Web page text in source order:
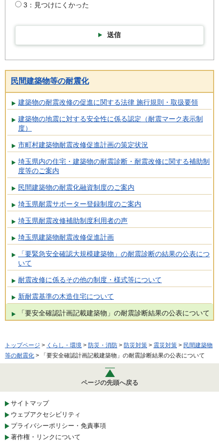
3：見つけにくかった
送信
民間建築物等の耐震化
建築物の耐震改修の促進に関する法律 施行規則・取扱要領
建築物の地震に対する安全性に係る認定（耐震マーク表示制
度）
市町村建築物耐震改修促進計画の策定状況
埼玉県内の住宅・建築物の耐震診断・耐震改修に関する補助制
度等のご案内
民間建築物の耐震化融資制度のご案内
埼玉県耐震サポーター登録制度のご案内
埼玉県耐震改修補助制度利用者の声
埼玉県建築物耐震改修促進計画
「要緊急安全確認大規模建築物」の耐震診断の結果の公表につ
いて
耐震改修に係るその他の制度・様式等について
新耐震基準の木造住宅について
「要安全確認計画記載建築物」の耐震診断結果の公表について
トップページ > くらし・環境 > 防災・消防 > 防災対策 > 震災対策 > 民間建築物
等の耐震化 > 「要安全確認計画記載建築物」の耐震診断結果の公表について
ページの先頭へ戻る
サイトマップ
ウェブアクセシビリティ
プライバシーポリシー・免責事項
著作権・リンクについて